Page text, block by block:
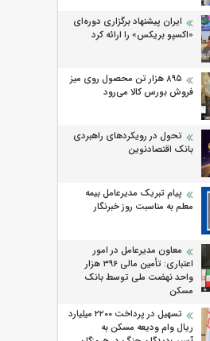
ایران پیشنهاد برگزاری دوره‌ای
«اکسپو بریکس» را ارائه کرد
۸۹۵ هزار تن محصول روی میز
فروش بورس کالا می‌‌رود
تحول در رویکردهای راهبردی
بانک اقتصادنوین
پیام تبریک مدیرعامل بیمه
معلم به مناسبت روز خبرنگار
معاون مدیرعامل در امور
اعتباری: تأمین مالی ۳۹۶ هزار
واحد نهضت ملی توسط بانک
مسکن
تسهیل در پرداخت ۲۲۰۰ میلیارد
ریال وام ودیعه مسکن به